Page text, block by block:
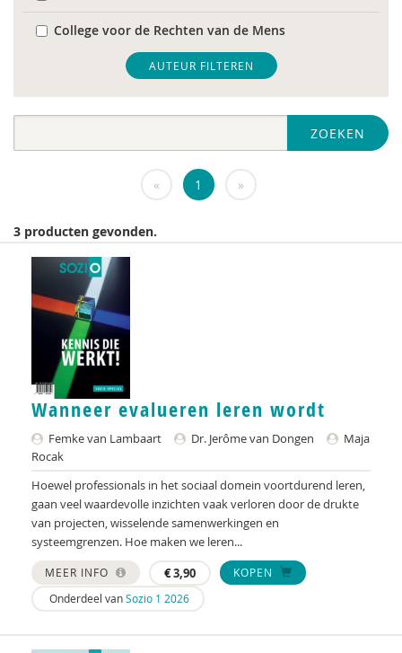
College voor de Rechten van de Mens
De Raad voor Volksgezondheid & Samenleving
diverse
Fier
GREVIO
het Regeringscommissariaat seksueel
grensoverschrijdend gedrag en seksueel geweld
huisarts
KNMG
Landelijk Kenniscentrum LVB
LIDIE
Maatschappelijk Impact Team
Mariëlle Bruning
Mentale gezondheidsnetwerken
AUTEUR FILTEREN
ZOEKEN
« 1 »
3 producten gevonden.
Wanneer evalueren leren wordt
Femke van Lambaart Dr. Jerôme van Dongen
Maja
Rocak
Hoewel professionals in het sociaal domein voortdurend leren,
gaan veel waardevolle inzichten vaak verloren door de drukte
van projecten, wisselende samenwerkingen en
systeemgrenzen. Hoe maken we leren...
MEER INFO €3,90
KOPEN
Onderdeel vanSozio 1 2026